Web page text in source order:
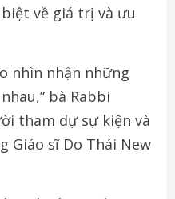
về giá trị và ưu
nhìn nhận những
bà Rabbi
tham dự sự kiện và
Giáo sĩ Do Thái New